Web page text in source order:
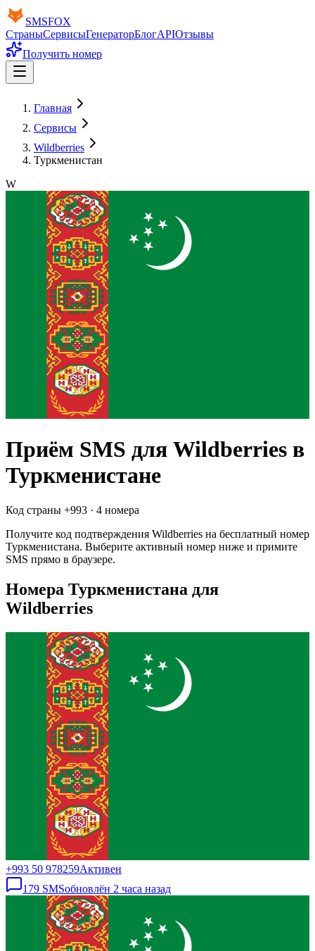
SMSFOX
СтраныСервисыГенераторБлогAPIОтзывы
Получить номер
Главная
Сервисы
Wildberries
Туркменистан
W
Приём SMS для Wildberries в
Туркменистане
Код страны +993 · 4 номера
Получите код подтверждения Wildberries на бесплатный номер
Туркменистана. Выберите активный номер ниже и примите
SMS прямо в браузере.
Номера Туркменистана для
Wildberries
+993 50 978259Активен
179 SMSобновлён 2 часа назад